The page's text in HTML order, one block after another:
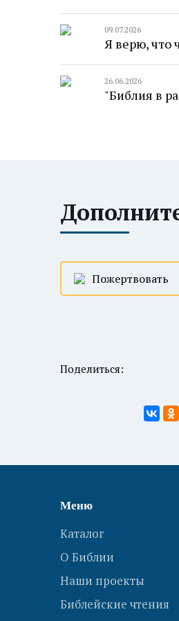
09.07.2026
Я верю, что
26.06.2026
"Библия в
Пожертвовать
Поделиться:
Меню
Каталог
О Библии
Наши проекты
Библейские чтения